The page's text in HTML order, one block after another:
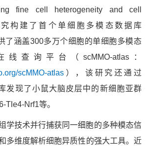
fine cell heterogeneity and cell
究构建了首个单细胞多模态数据库
了涵盖300多万个细胞的单细胞多模态
查询平台（scMMO-atlas：
scMMO-atlas ），该研究还通过
发现了小鼠大脑皮层中的新细胞亚群
Tle4-Nrf1等。
学技术并行捕获同一细胞的多种模态信
多维度解析细胞异质性的强大工具。近